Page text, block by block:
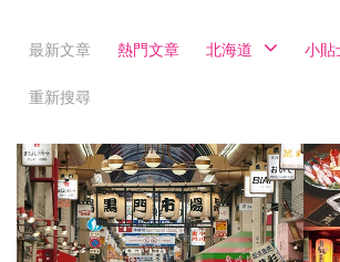
最新文章 熱門文章 北海道 小貼
重新搜尋